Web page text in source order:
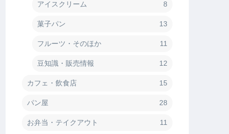
アイスクリーム 8
菓子パン 13
フルーツ・そのほか 11
豆知識・販売情報 12
カフェ・飲食店 15
パン屋 28
お弁当・テイクアウト 11